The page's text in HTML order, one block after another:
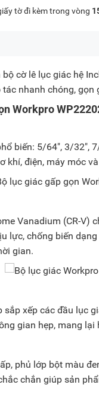
tờ đi kèm trong vòng
bộ cờ lê lục giác hệ
nhanh chóng,
Workpro
biến: 5/64", 3/32",
khí, điện, máy móc
Vanadium (CR-
lực, chống biến
gian.
xếp các đầu lục
gian hẹp, mang
phủ lớp bột màu
chắn giúp sản